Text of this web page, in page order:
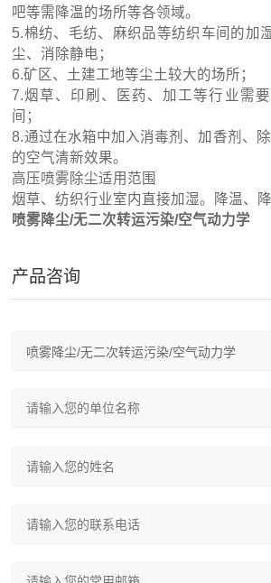
吧等需降温的场所等各领域。
5.棉纺、毛纺、麻织品等纺织车间的加
尘、消除静电；
6.矿区、土建工地等尘土较大的场所；
7.烟草、印刷、医药、加工等行业需
间；
8.通过在水箱中加入消毒剂、加香剂、
的空气清新效果。
高压喷雾除尘适用范围
烟草、纺织行业室内直接加湿。降温、
喷雾降尘/无二次转运污染/空气动力学
产品咨询